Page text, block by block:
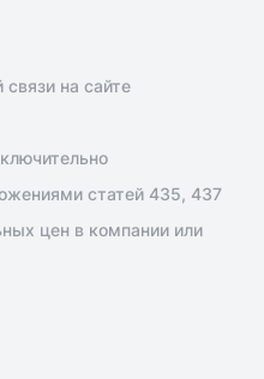
на сайте
статей 435, 437
цен в компании или